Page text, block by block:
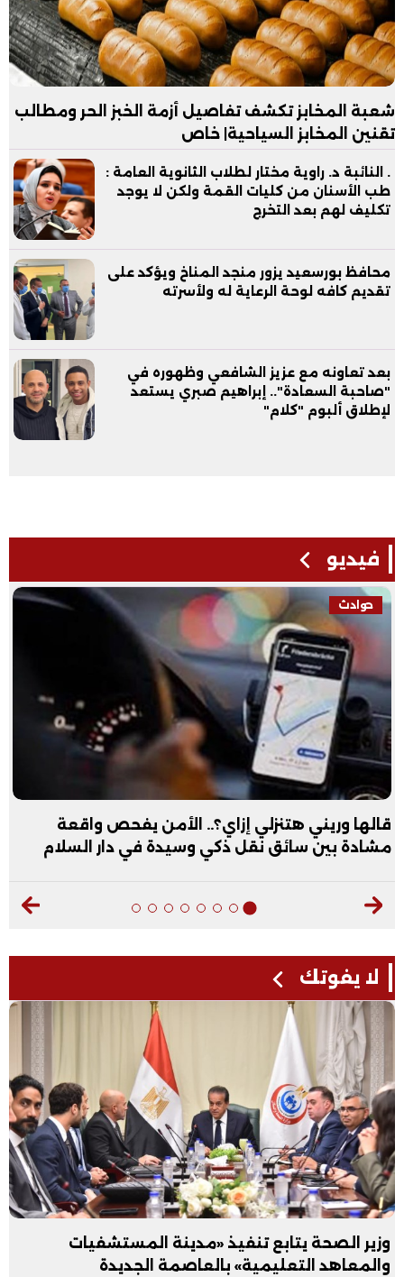
شعبة المخابز تكشف تفاصيل أزمة الخبز الحر ومطالب
تقنين المخابز السياحية| خاص
. النائبة د. راوية مختار لطلاب الثانوية العامة :
طب الأسنان من كليات القمة ولكن لا يوجد
تكليف لهم بعد التخرج
محافظ بورسعيد يزور منجد المناخ ويؤكد على
تقديم كافه لوحة الرعاية له ولأسرته
بعد تعاونه مع عزيز الشافعي وظهوره في
"صاحبة السعادة".. إبراهيم صبري يستعد
لإطلاق ألبوم "كلام"
فيديو
حوادث
قالها وريني هتنزلي إزاي؟.. الأمن يفحص واقعة
مشادة بين سائق نقل ذكي وسيدة في دار السلام
لا يفوتك
وزير الصحة يتابع تنفيذ «مدينة المستشفيات
والمعاهد التعليمية» بالعاصمة الجديدة